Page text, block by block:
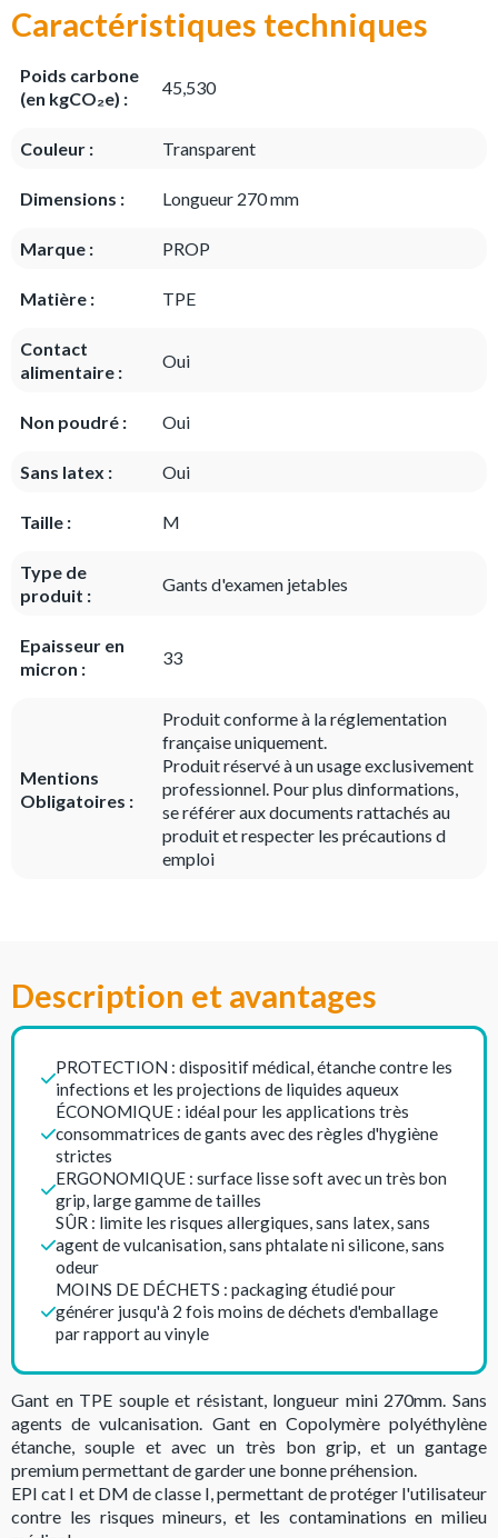
Caractéristiques techniques
Poids carbone
(en kgCO₂e) :
45,530
Couleur : Transparent
Dimensions : Longueur 270 mm
Marque : PROP
Matière : TPE
Contact
alimentaire :
Oui
Non poudré : Oui
Sans latex : Oui
Taille : M
Type de
produit :
Gants d'examen jetables
Epaisseur en
micron :
33
Mentions
Obligatoires :
Produit conforme à la réglementation
française uniquement.
Produit réservé à un usage exclusivement
professionnel. Pour plus dinformations,
se référer aux documents rattachés au
produit et respecter les précautions d
emploi
Description et avantages
PROTECTION : dispositif médical, étanche contre les
infections et les projections de liquides aqueux
ÉCONOMIQUE : idéal pour les applications très
consommatrices de gants avec des règles d'hygiène
strictes
ERGONOMIQUE : surface lisse soft avec un très bon
grip, large gamme de tailles
SÛR : limite les risques allergiques, sans latex, sans
agent de vulcanisation, sans phtalate ni silicone, sans
odeur
MOINS DE DÉCHETS : packaging étudié pour
générer jusqu'à 2 fois moins de déchets d'emballage
par rapport au vinyle
Gant en TPE souple et résistant, longueur mini 270mm. Sans
agents de vulcanisation. Gant en Copolymère polyéthylène
étanche, souple et avec un très bon grip, et un gantage
premium permettant de garder une bonne préhension.
EPI cat I et DM de classe I, permettant de protéger l'utilisateur
contre les risques mineurs, et les contaminations en milieu